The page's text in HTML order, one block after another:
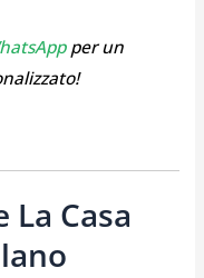
per un
La Casa